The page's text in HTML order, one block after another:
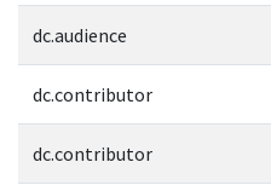
dc.audience
dc.contributor
dc.contributor